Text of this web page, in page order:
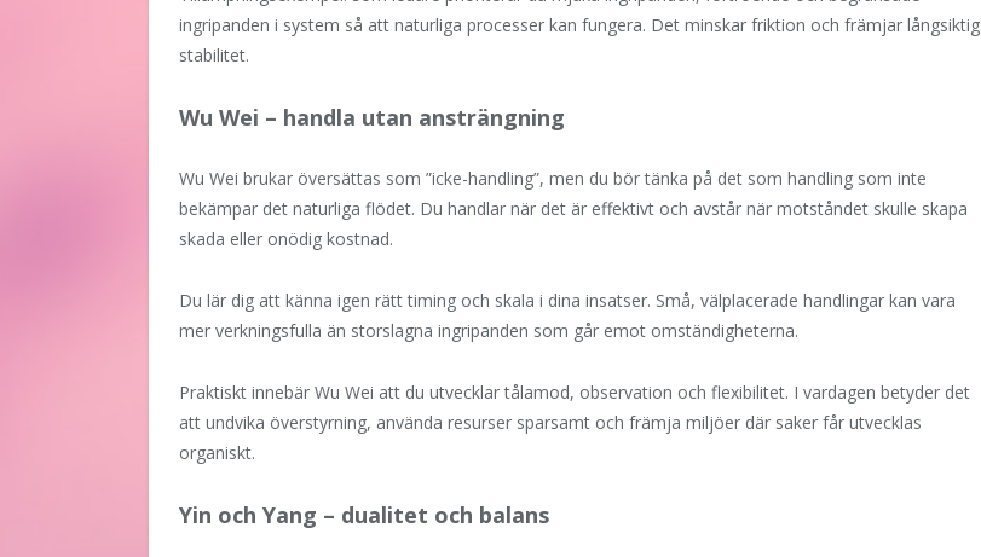
ingripanden i system så att naturliga processer kan fungera. Det minskar friktion och främjar långsiktig
stabilitet.
Wu Wei – handla utan ansträngning
Wu Wei brukar översättas som ”icke-handling”, men du bör tänka på det som handling som inte
bekämpar det naturliga flödet. Du handlar när det är effektivt och avstår när motståndet skulle skapa
skada eller onödig kostnad.
Du lär dig att känna igen rätt timing och skala i dina insatser. Små, välplacerade handlingar kan vara
mer verkningsfulla än storslagna ingripanden som går emot omständigheterna.
Praktiskt innebär Wu Wei att du utvecklar tålamod, observation och flexibilitet. I vardagen betyder det
att undvika överstyrning, använda resurser sparsamt och främja miljöer där saker får utvecklas
organiskt.
Yin och Yang – dualitet och balans